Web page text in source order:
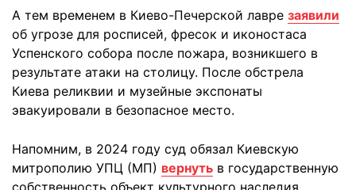
А тем временем в Киево-Печерской лавре заявили
об угрозе для росписей, фресок и иконостаса
Успенского собора после пожара, возникшего в
результате атаки на столицу. После обстрела
Киева реликвии и музейные экспонаты
эвакуировали в безопасное место.
Напомним, в 2024 году суд обязал Киевскую
митрополию УПЦ (МП) вернуть в государственную
собственность объект культурного наследия